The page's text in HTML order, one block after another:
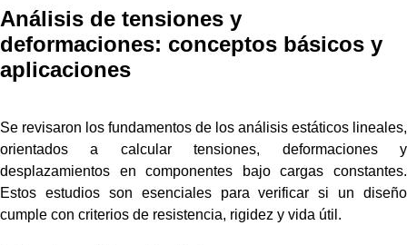
Análisis de tensiones y
deformaciones: conceptos básicos y
aplicaciones
Se revisaron los fundamentos de los análisis estáticos lineales,
orientados a calcular tensiones, deformaciones y
desplazamientos en componentes bajo cargas constantes.
Estos estudios son esenciales para verificar si un diseño
cumple con criterios de resistencia, rigidez y vida útil.